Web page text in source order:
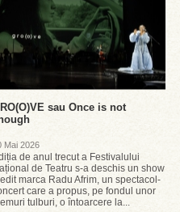
sau Once is not
Mai 2026
de anul trecut a Festivalului
de Teatru s-a deschis un show
marca Radu Afrim, un spectacol-
care a propus, pe fondul unor
tulburi, o întoarcere la...